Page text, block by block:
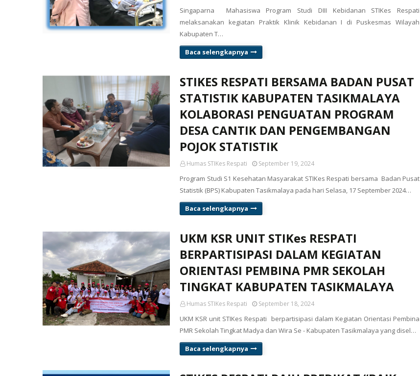
Singaparna Mahasiswa Program Studi DIII Kebidanan STIKes Respati
melaksanakan kegiatan Praktik Klinik Kebidanan I di Puskesmas Wilayah
Kabupaten T…
Baca selengkapnya
STIKES RESPATI BERSAMA BADAN PUSAT
STATISTIK KABUPATEN TASIKMALAYA
KOLABORASI PENGUATAN PROGRAM
DESA CANTIK DAN PENGEMBANGAN
POJOK STATISTIK
Humas STIKes Respati September 19, 2024
Program Studi S1 Kesehatan Masyarakat STIKes Respati bersama Badan Pusat
Statistik (BPS) Kabupaten Tasikmalaya pada hari Selasa, 17 September 2024…
Baca selengkapnya
UKM KSR UNIT STIKes RESPATI
BERPARTISIPASI DALAM KEGIATAN
ORIENTASI PEMBINA PMR SEKOLAH
TINGKAT KABUPATEN TASIKMALAYA
Humas STIKes Respati September 18, 2024
UKM KSR unit STIKes Respati berpartisipasi dalam Kegiatan Orientasi Pembina
PMR Sekolah Tingkat Madya dan Wira Se - Kabupaten Tasikmalaya yang disel…
Baca selengkapnya